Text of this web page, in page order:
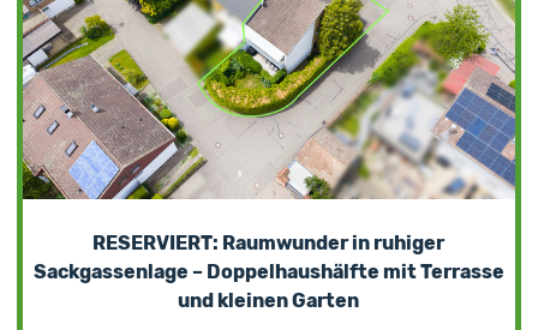
RESERVIERT: Raumwunder in ruhiger
Sackgassenlage – Doppelhaushälfte mit Terrasse
und kleinen Garten